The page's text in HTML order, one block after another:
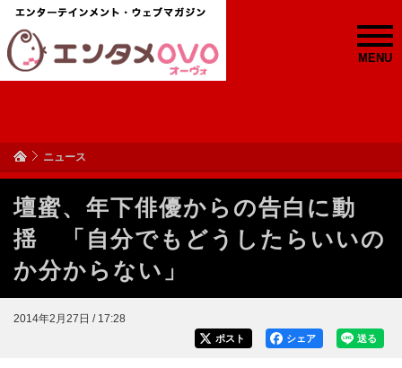
MENU
ニュース
壇蜜、年下俳優からの告白に動
揺 「自分でもどうしたらいいの
か分からない」
2014年2月27日 / 17:28
送る
シェア
ポスト